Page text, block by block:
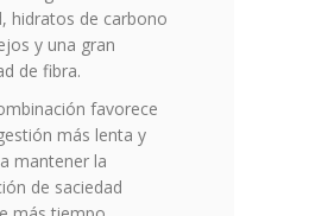
hidratos de carbono
y una gran
de fibra.
favorece
más lenta y
mantener la
de saciedad